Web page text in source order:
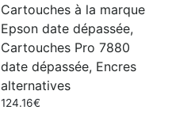
Cartouches à la marque
Epson date dépassée,
Cartouches Pro 7880
date dépassée, Encres
alternatives
124.16€